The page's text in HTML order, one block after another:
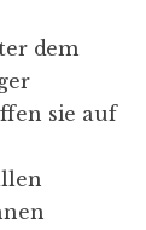
dem
sie auf